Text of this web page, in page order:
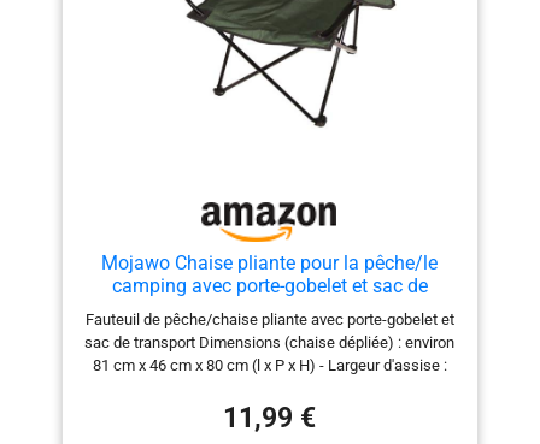
Mojawo Chaise pliante pour la pêche/le
camping avec porte-gobelet et sac de
transport Vert
Fauteuil de pêche/chaise pliante avec porte-gobelet et
sac de transport Dimensions (chaise dépliée) : environ
81 cm x 46 cm x 80 cm (l x P x H) - Largeur d'assise :
Matériau de la structure : acier (revêtu par
pulvérisation) Pliable Couleur : voir couleurs au choix
11,99 €